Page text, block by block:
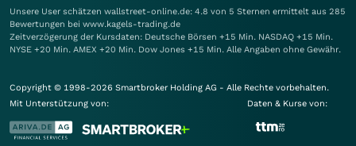
Unsere User schätzen wallstreet-online.de: 4.8 von 5 Sternen ermittelt aus 285
Bewertungen bei www.kagels-trading.de
Zeitverzögerung der Kursdaten: Deutsche Börsen +15 Min. NASDAQ +15 Min.
NYSE +20 Min. AMEX +20 Min. Dow Jones +15 Min. Alle Angaben ohne Gewähr.
Copyright © 1998-2026 Smartbroker Holding AG - Alle Rechte vorbehalten.
Mit Unterstützung von:
Daten & Kurse von: